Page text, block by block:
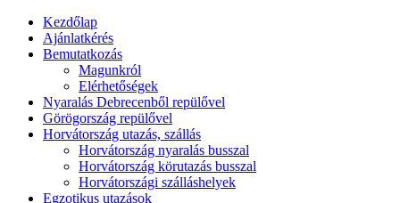
Kezdőlap
Ajánlatkérés
Bemutatkozás
Magunkról
Elérhetőségek
Nyaralás Debrecenből repülővel
Görögország repülővel
Horvátország utazás, szállás
Horvátország nyaralás busszal
Horvátország körutazás busszal
Horvátországi szálláshelyek
Egzotikus utazások